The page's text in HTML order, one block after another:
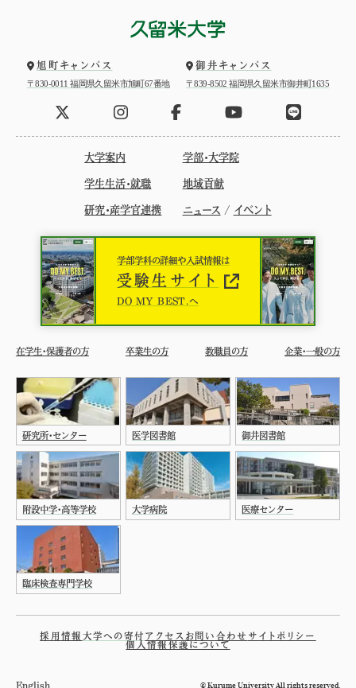
旭町キャンパス
〒830-0011 福岡県久留米市旭町67番地
御井キャンパス
〒839-8502 福岡県久留米市御井町1635
大学案内 学部・大学院
学生生活・就職 地域貢献
研究・産学官連携 ニュース / イベント
学部学科の詳細や入試情報は
受験生サイト
DO MY BEST.へ
在学生・保護者の方 卒業生の方 教職員の方 企業・一般の方
研究所・センター 医学図書館 御井図書館
附設中学・高等学校 大学病院 医療センター
臨床検査専門学校
採用情報 大学への寄付 アクセス お問い合わせ サイトポリシー
個人情報保護について
English © Kurume University All rights reserved.